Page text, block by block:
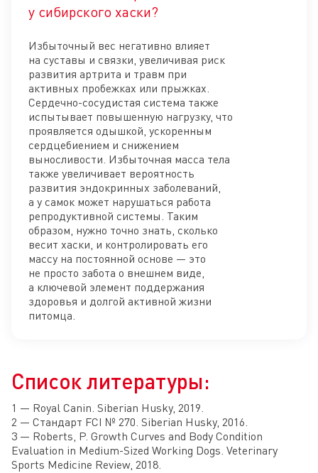
у сибирского хаски?
Избыточный вес негативно влияет
на суставы и связки, увеличивая риск
развития артрита и травм при
активных пробежках или прыжках.
Сердечно-сосудистая система также
испытывает повышенную нагрузку, что
проявляется одышкой, ускоренным
сердцебиением и снижением
выносливости. Избыточная масса тела
также увеличивает вероятность
развития эндокринных заболеваний,
а у самок может нарушаться работа
репродуктивной системы. Таким
образом, нужно точно знать, сколько
весит хаски, и контролировать его
массу на постоянной основе — это
не просто забота о внешнем виде,
а ключевой элемент поддержания
здоровья и долгой активной жизни
питомца.
Список литературы:
1 — Royal Canin. Siberian Husky, 2019.
2 — Стандарт FCI № 270. Siberian Husky, 2016.
3 — Roberts, P. Growth Curves and Body Condition
Evaluation in Medium-Sized Working Dogs. Veterinary
Sports Medicine Review, 2018.